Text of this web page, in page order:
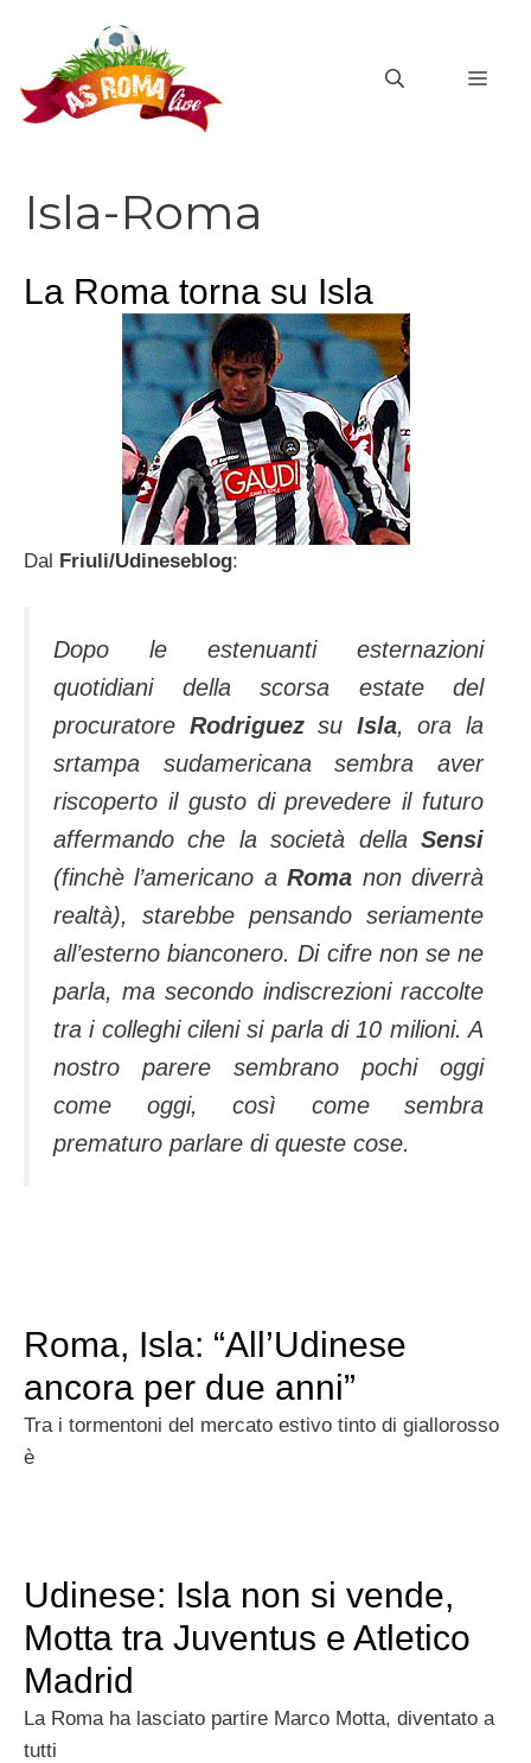
contenuto
Isla-Roma
La Roma torna su Isla
Dal Friuli/Udineseblog:
Dopo le estenuanti esternazioni
quotidiani della scorsa estate del
procuratore Rodriguezsu Isla, ora la
srtampa sudamericana sembra aver
riscoperto il gusto di prevedere il futuro
affermando che la società della Sensi
(finchè l’americano aRoma non diverrà
realtà), starebbe pensando seriamente
all’esterno bianconero. Di cifre non se ne
parla, ma secondo indiscrezioni raccolte
tra i colleghi cileni si parla di 10 milioni. A
nostro parere sembrano pochi oggi
come oggi, così come sembra
prematuro parlare di queste cose.
Roma, Isla: “All’Udinese
ancora per due anni”
Tra i tormentoni del mercato estivo tinto di giallorosso
è
Udinese: Isla non si vende,
Motta tra Juventus e Atletico
Madrid
La Roma ha lasciato partire Marco Motta, diventato a
tutti